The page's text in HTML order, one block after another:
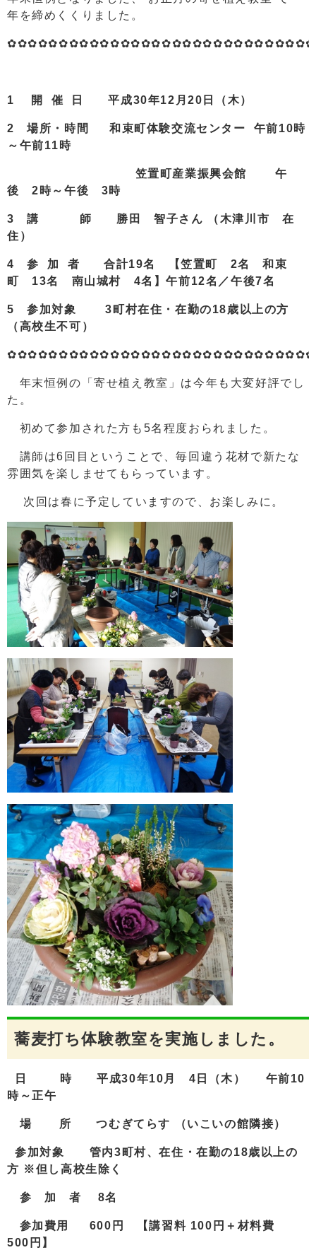
年を締めくくりました。
1 開 催 日 平成30年12月20日（木）
2 場所・時間 和束町体験交流センター 午前10時
～午前11時
笠置町産業振興会館 午
後 2時～午後 3時
3 講 師 勝田 智子さん （木津川市 在
住）
4 参 加 者 合計19名 【笠置町 2名 和束
町 13名 南山城村 4名】午前12名／午後7名
5参加対象 3町村在住・在勤の18歳以上の方
（高校生不可）
年末恒例の「寄せ植え教室」は今年も大変好評でし
た。
初めて参加された方も5名程度おられました。
講師は6回目ということで、毎回違う花材で新たな
雰囲気を楽しませてもらっています。
次回は春に予定していますので、お楽しみに。
蕎麦打ち体験教室を実施しました。
日 時 平成30年10月 4日（木）
午前10
時～正午
場 所 つむぎてらす （いこいの館隣接）
参加対象 管内3町村、在住・在勤の18歳以上の
方 ※但し高校生除く
参 加 者 8名
参加費用 600円 【講習料 100円＋材料費
500円】